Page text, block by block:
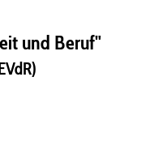
und Beruf"